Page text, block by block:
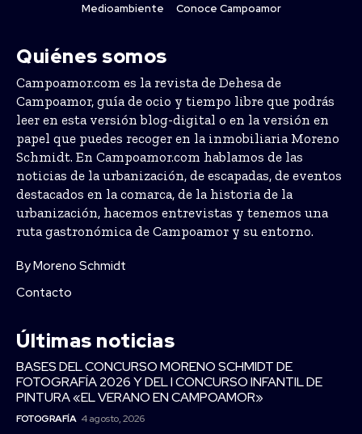
Medioambiente
Conoce Campoamor
Quiénes somos
Campoamor.com es la revista de Dehesa de
Campoamor, guía de ocio y tiempo libre que podrás
leer en esta versión blog-digital o en la versión en
papel que puedes recoger en la inmobiliaria Moreno
Schmidt. En Campoamor.com hablamos de las
noticias de la urbanización, de escapadas, de eventos
destacados en la comarca, de la historia de la
urbanización, hacemos entrevistas y tenemos una
ruta gastronómica de Campoamor y su entorno.
By Moreno Schmidt
Contacto
Últimas noticias
BASES DEL CONCURSO MORENO SCHMIDT DE
FOTOGRAFÍA 2026 Y DEL I CONCURSO INFANTIL DE
PINTURA «EL VERANO EN CAMPOAMOR»
FOTOGRAFÍA 4 agosto, 2026